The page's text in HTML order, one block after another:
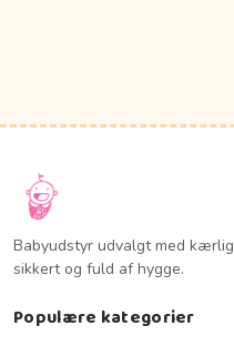
Babyudstyr udvalgt med
sikkert og fuld af hygge.
Populære kategorier